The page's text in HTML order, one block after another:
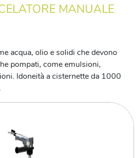
MANUALE
acqua, olio e solidi che devono
pompati, come emulsioni,
Idoneità a cisternette da 1000